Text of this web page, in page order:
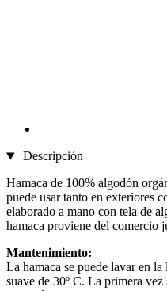
Descripción
Hamaca de 100% algodón
puede usar tanto en exteriores
elaborado a mano con tela de
hamaca proviene del comercio
Mantenimiento:
La hamaca se puede lavar en
suave de 30º C. La primera